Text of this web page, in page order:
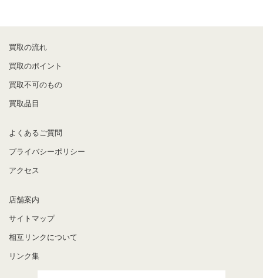
買取の流れ
買取のポイント
買取不可のもの
買取品目
よくあるご質問
プライバシーポリシー
アクセス
店舗案内
サイトマップ
相互リンクについて
リンク集